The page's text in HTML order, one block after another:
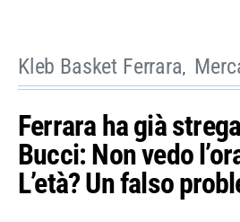
Kleb Basket Ferrara
Ferrara ha già
Bucci: Non vedo
L’età? Un falso